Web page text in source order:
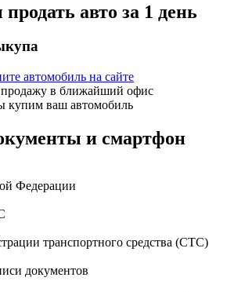
авто за 1 день
автомобиль на сайте
продажу в ближайший офис
купим ваш автомобиль
и смартфон
Федерации
транспортного средства (СТС)
документов